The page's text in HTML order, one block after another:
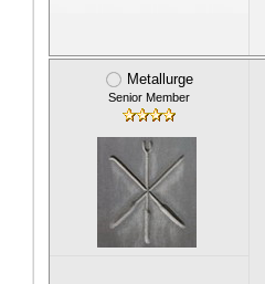
Metallurge
Senior Member